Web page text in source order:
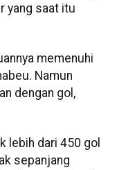
yang saat itu
memenuhi
Namun
dengan gol,
lebih dari 450 gol
sepanjang